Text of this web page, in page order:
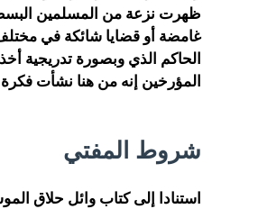
ظهرت نزعة من المسلمين
غامضة أو قضايا شائكة في مختلف
الحاكم الذي وبصورة تدريجية
المؤرخين إنه من هنا نشأت
شروط المفتي
استنادا إلى كتاب وائل حلاق